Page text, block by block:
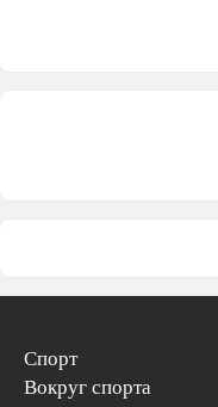
Спорт
Вокруг спорта